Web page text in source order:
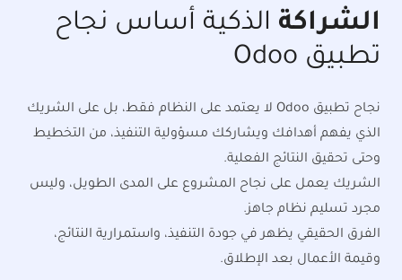
الشراكة الذكية أساس نجاح
تطبيق Odoo
نجاح تطبيق Odoo لا يعتمد على النظام فقط، بل على الشريك
الذي يفهم أهدافك ويشاركك مسؤولية التنفيذ، من التخطيط
وحتى تحقيق النتائج الفعلية.
الشريك يعمل على نجاح المشروع على المدى الطويل، وليس
مجرد تسليم نظام جاهز.
الفرق الحقيقي يظهر في جودة التنفيذ، واستمرارية النتائج،
وقيمة الأعمال بعد الإطلاق.